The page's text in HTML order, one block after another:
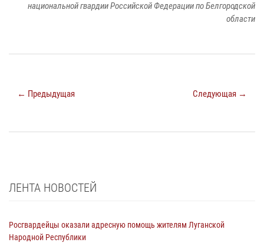
национальной гвардии Российской Федерации по Белгородской
области
← Предыдущая Следующая →
ЛЕНТА НОВОСТЕЙ
Росгвардейцы оказали адресную помощь жителям Луганской
Народной Республики